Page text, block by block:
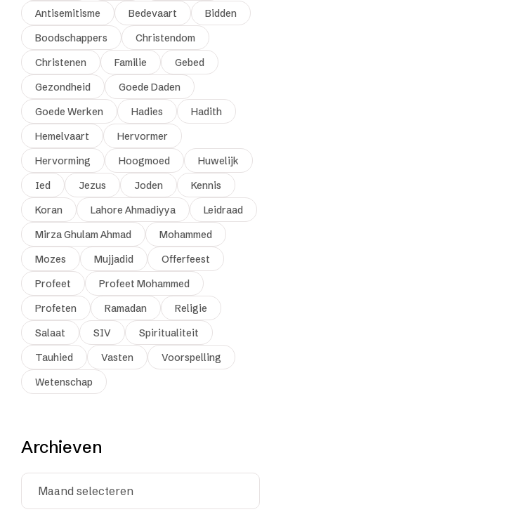
Antisemitisme
Bedevaart
Bidden
Boodschappers
Christendom
Christenen
Familie
Gebed
Gezondheid
Goede Daden
Goede Werken
Hadies
Hadith
Hemelvaart
Hervormer
Hervorming
Hoogmoed
Huwelijk
Ied
Jezus Joden
Kennis
Koran
Lahore Ahmadiyya
Leidraad
Mirza Ghulam Ahmad
Mohammed
Mozes
Mujjadid
Offerfeest
Profeet
Profeet Mohammed
Profeten
Ramadan
Religie
Salaat
SIV
Spiritualiteit
Tauhied
Vasten
Voorspelling
Wetenschap
Archieven